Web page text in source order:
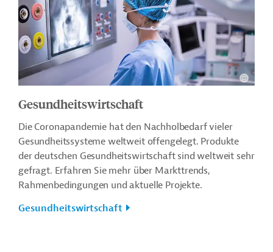
Gesundheitswirtschaft
Die Coronapandemie hat den Nachholbedarf vieler
Gesundheitssysteme weltweit offengelegt. Produkte
der deutschen Gesundheitswirtschaft sind weltweit sehr
gefragt. Erfahren Sie mehr über Markttrends,
Rahmenbedingungen und aktuelle Projekte.
Gesundheitswirtschaft